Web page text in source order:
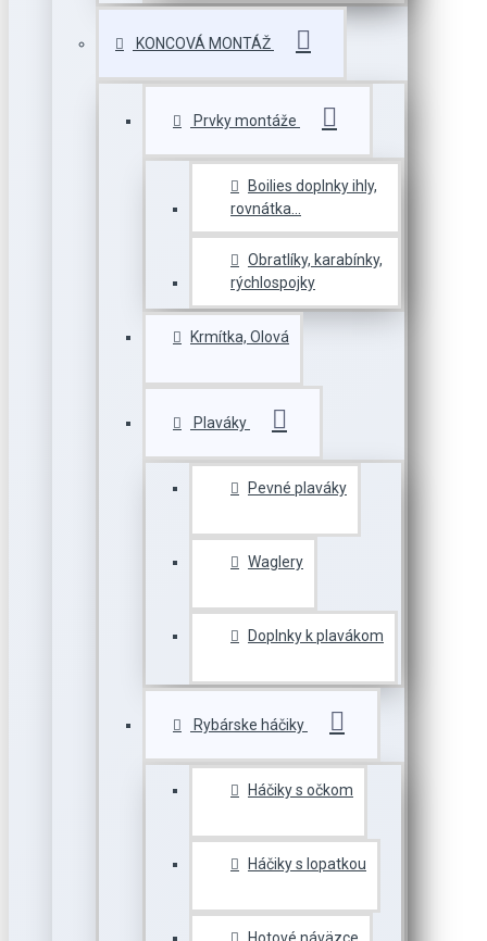
KONCOVÁ MONTÁŽ
Prvky montáže
Boilies doplnky ihly,
rovnátka...
Obratlíky, karabínky,
rýchlospojky
Krmítka, Olová
Plaváky
Pevné plaváky
Waglery
Doplnky k plavákom
Rybárske háčiky
Háčiky s očkom
Háčiky s lopatkou